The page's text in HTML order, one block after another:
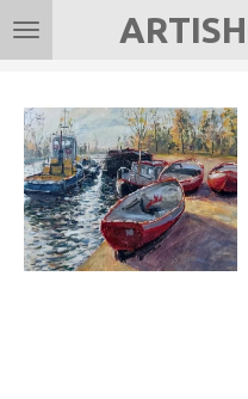
Ga
direct
de
hoofdinhoud